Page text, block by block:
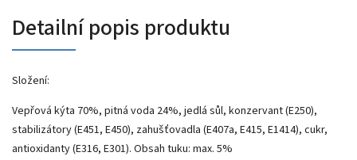
Detailní popis produktu
Složení:
Vepřová kýta 70%, pitná voda 24%, jedlá sůl, konzervant (E250),
stabilizátory (E451, E450), zahušťovadla (E407a, E415, E1414), cukr,
antioxidanty (E316, E301). Obsah tuku: max. 5%